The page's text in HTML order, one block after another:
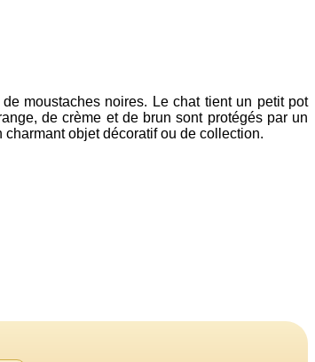
moustaches noires. Le chat tient un petit pot
de crème et de brun sont protégés par un
objet décoratif ou de collection.